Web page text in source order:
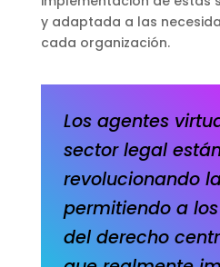
y adaptada a las
cada organización.
Los agentes
sector legal
revolucionando
permitiendo a
del derecho